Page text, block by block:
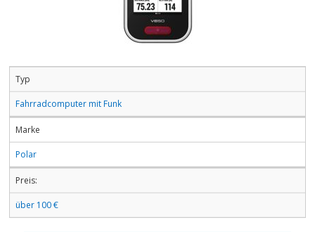
Typ
Fahrradcomputer mit Funk
Marke
Polar
Preis:
über 100 €